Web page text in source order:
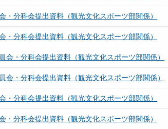
分科会提出資料（観光文化スポーツ部関係）
分科会提出資料（観光文化スポーツ部関係）
・分科会提出資料（観光文化スポーツ部関係）
・分科会提出資料（観光文化スポーツ部関係）
分科会提出資料（観光文化スポーツ部関係）
分科会提出資料（観光文化スポーツ部関係）